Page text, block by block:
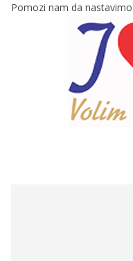
Pomozi nam da